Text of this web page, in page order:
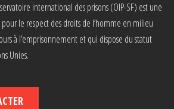
international des prisons (OIP-SF) est une
le respect des droits de l’homme en milieu
à l’emprisonnement et qui dispose du statut
Unies.